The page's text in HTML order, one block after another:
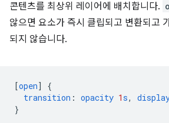
콘텐츠를 최상위 레이어에 배치합니다.
않으면 요소가 즉시 클립되고 변환되고
되지 않습니다.
[open]
{
transition : opacity 1s,
}